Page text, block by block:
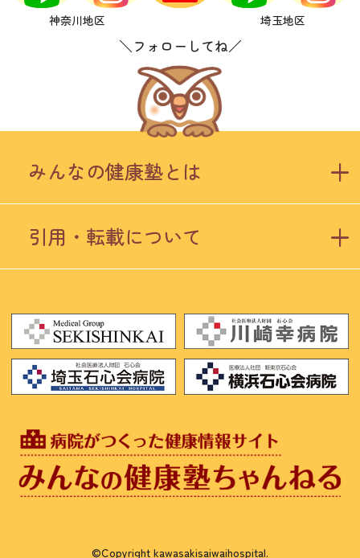
＼フォローしてね／
神奈川地区 埼玉地区
みんなの健康塾とは
引用・転載について
©Copyright kawasakisaiwaihospital.